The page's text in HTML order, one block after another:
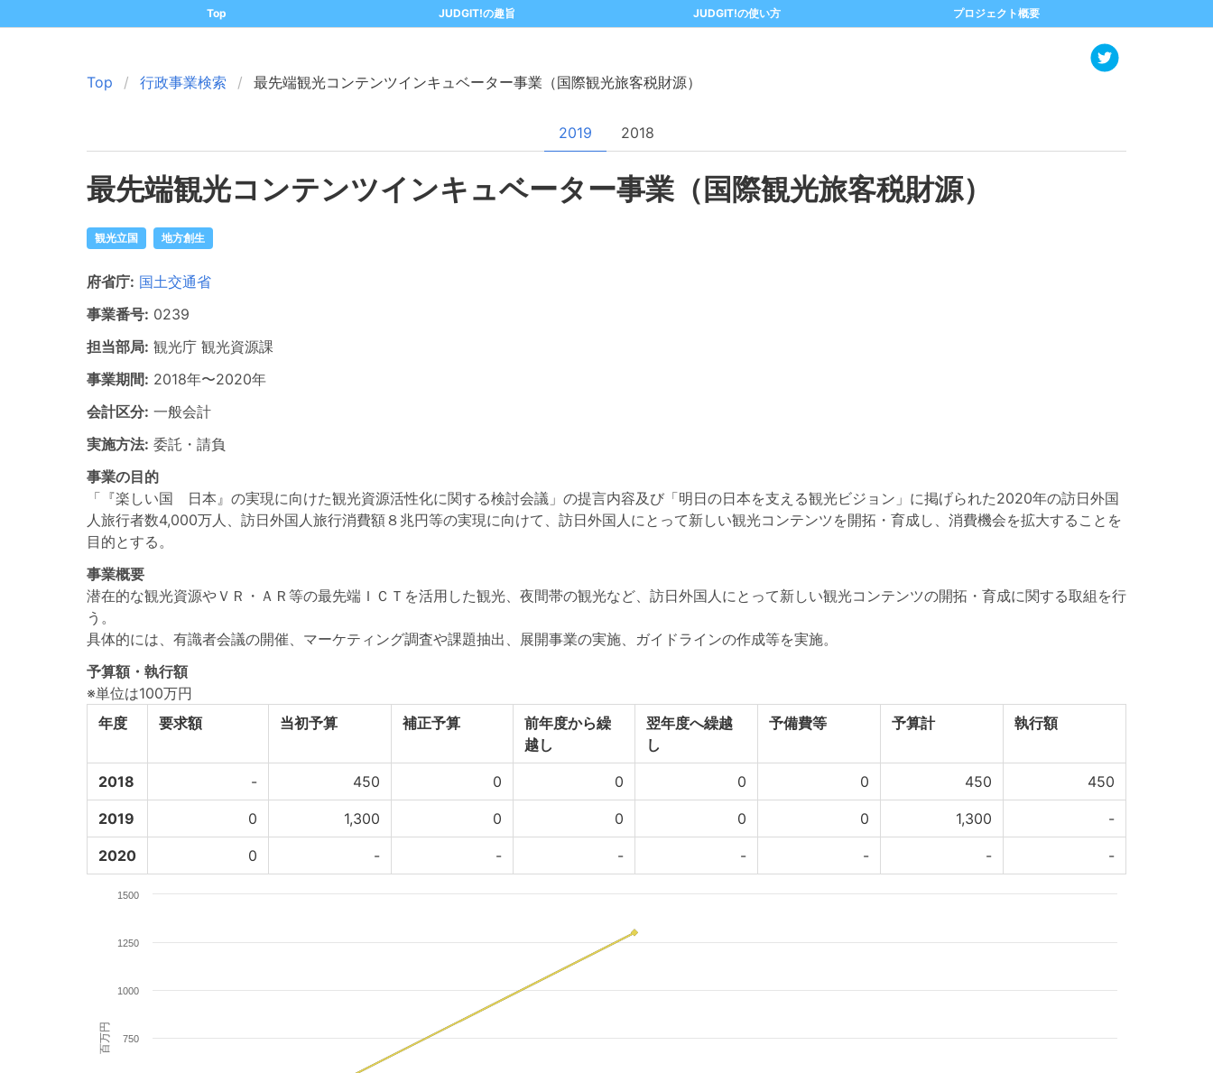
Top JUDGIT!の趣旨 JUDGIT!の使い方 プロジェクト概要
Top 行政事業検索 最先端観光コンテンツインキュベーター事業（国際観光旅客税財源）
2019 2018
最先端観光コンテンツインキュベーター事業（国際観光旅客税財源）
観光立国 地方創生
府省庁: 国土交通省
事業番号: 0239
担当部局: 観光庁 観光資源課
事業期間: 2018年〜2020年
会計区分: 一般会計
実施方法: 委託・請負
事業の目的
「『楽しい国 日本』の実現に向けた観光資源活性化に関する検討会議」の提言内容及び「明日の日本を支える観光ビジョン」に掲げられた2020年の訪日外国
人旅行者数4,000万人、訪日外国人旅行消費額８兆円等の実現に向けて、訪日外国人にとって新しい観光コンテンツを開拓・育成し、消費機会を拡大することを
目的とする。
事業概要
潜在的な観光資源やＶＲ・ＡＲ等の最先端ＩＣＴを活用した観光、夜間帯の観光など、訪日外国人にとって新しい観光コンテンツの開拓・育成に関する取組を行
う。
具体的には、有識者会議の開催、マーケティング調査や課題抽出、展開事業の実施、ガイドラインの作成等を実施。
予算額・執行額
※単位は100万円
年度
要求額 当初予算 補正予算
前年度から繰
越し
翌年度へ繰越
し
予備費等 予算計 執行額
2018 - 450 0 0 0 0 450 450
2019 0 1,300 0 0 0 0 1,300 -
2020 0 - - - - - - -
百万円 750
1000
1250
1500